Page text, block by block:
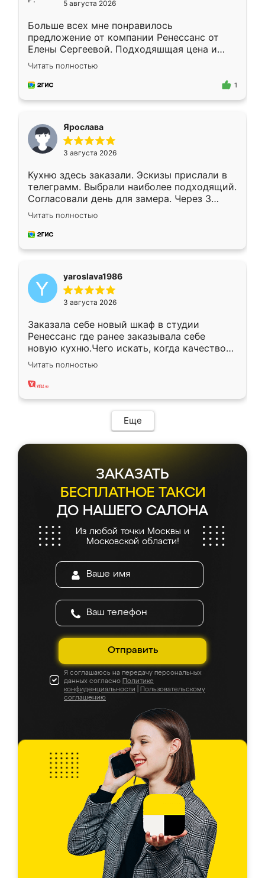
5 августа 2026
Больше всех мне понравилось
предложение от компании Ренессанс от
Елены Сергеевой. Подходяшщая цена и
короткие сроки изготовления. Приехавший
для замера сотрудник Владислав
предложил по моему эскизу самый
Читать полностью
1
Ярослава
3 августа 2026
Кухню здесь заказали. Эскизы прислали в
телеграмм. Выбрали наиболее подходящий.
Согласовали день для замера. Через 3
недели кухня была уже готова. Остались
довольны работой. Спасибо Ренессанс
мебель за качественную работу!
Читать полностью
yaroslava1986
3 августа 2026
Заказала себе новый шкаф в студии
Ренессанс где ранее заказывала себе
новую кухню.Чего искать, когда качеством
вполне довольна. Служит кухня уже почти
два года, нареканий нет.
Читать полностью
Еще
ЗАКАЗАТЬ
БЕСПЛАТНОЕ ТАКСИ
ДО НАШЕГО САЛОНА
Из любой точки Москвы и
Московской области!
Отправить
Я соглашаюсь на передачу персональных
данных согласно Политике
конфиденциальности
Пользовательскому
соглашению